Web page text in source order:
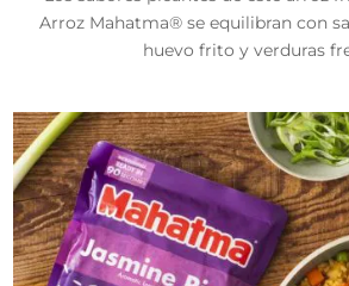
Arroz Mahatma® se equilibran con
huevo frito y verduras